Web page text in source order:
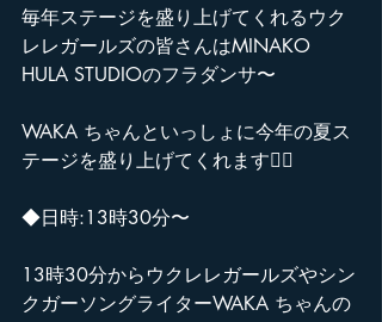
毎年ステージを盛り上げてくれるウク
レレガールズの皆さんはMINAKO
HULA STUDIOのフラダンサ〜
WAKA ちゃんといっしょに今年の夏ス
テージを盛り上げてくれます❤️‍🔥
◆日時:13時30分〜
13時30分からウクレレガールズやシン
クガーソングライターWAKA ちゃんの